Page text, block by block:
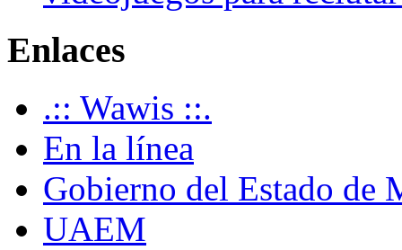
Enlaces
.:: Wawis ::.
En la línea
Gobierno del Estado de
UAEM